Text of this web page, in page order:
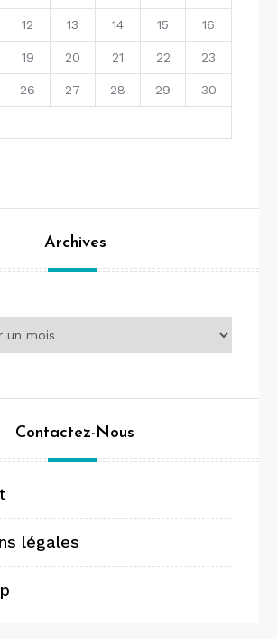
12 13 14 15 16
19 20 21 22 23
26 27 28 29 30
Archives
Contactez-Nous
légales